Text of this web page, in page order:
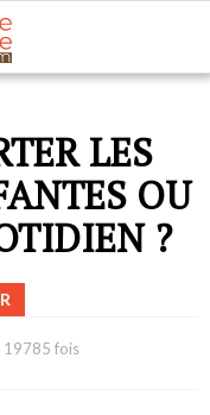
LES
OU
?
19785 fois